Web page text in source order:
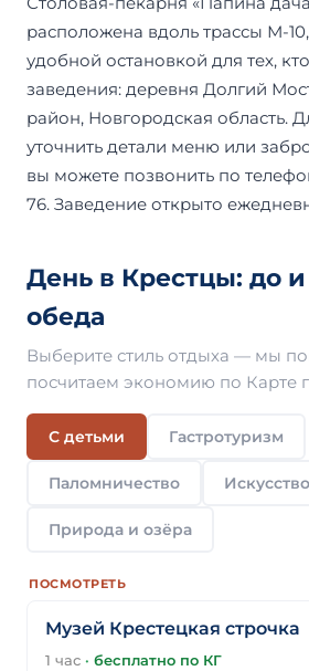
расположена вдоль трассы М-
удобной остановкой для тех,
заведения: деревня Долгий
район, Новгородская область.
уточнить детали меню или
вы можете позвонить по
76. Заведение открыто
День в Крестцы: до
обеда
Выберите стиль отдыха — мы
посчитаем экономию по Карте
С детьми Гастротуризм
Паломничество Искусство
Природа и озёра
ПОСМОТРЕТЬ
Музей Крестецкая строчка
1 час · бесплатно по КГ